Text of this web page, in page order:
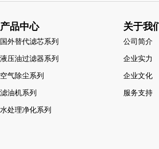
产品中心
国外替代滤芯系列
液压油过滤器系列
空气除尘系列
滤油机系列
水处理净化系列
关于我
公司简介
企业实力
企业文化
服务支持